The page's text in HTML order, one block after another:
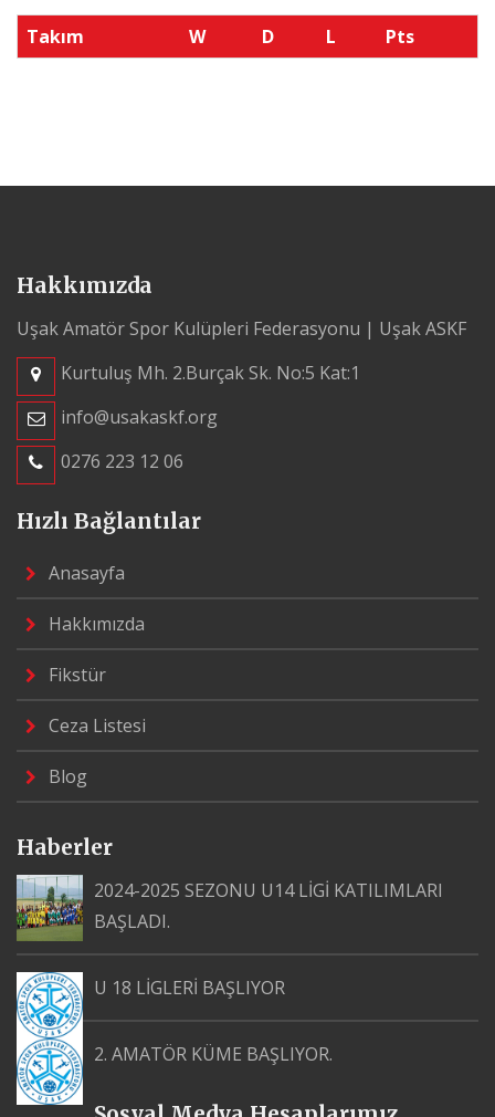
Takım W D L Pts
Hakkımızda
Uşak Amatör Spor Kulüpleri Federasyonu | Uşak ASKF
Kurtuluş Mh. 2.Burçak Sk. No:5 Kat:1
info@usakaskf.org
0276 223 12 06
Hızlı Bağlantılar
Anasayfa
Hakkımızda
Fikstür
Ceza Listesi
Blog
Haberler
2024-2025 SEZONU U14 LİGİ KATILIMLARI
BAŞLADI.
U 18 LİGLERİ BAŞLIYOR
2. AMATÖR KÜME BAŞLIYOR.